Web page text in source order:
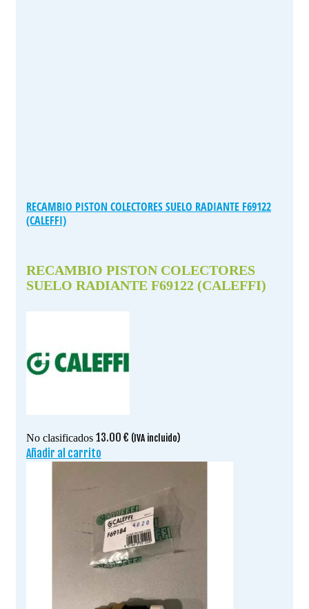
RECAMBIO PISTON COLECTORES SUELO RADIANTE F69122
(CALEFFI)
RECAMBIO PISTON COLECTORES
SUELO RADIANTE F69122 (CALEFFI)
No clasificados 13.00 € (IVA incluido)
Añadir al carrito